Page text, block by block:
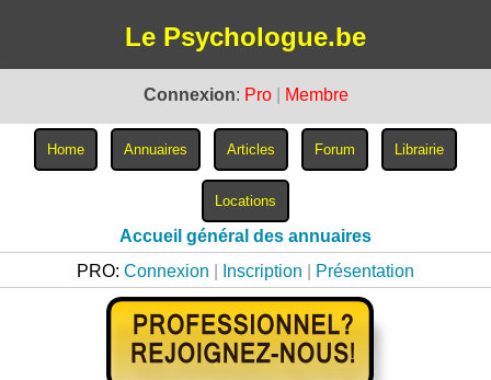
Le Psychologue.be
Connexion: Pro Membre
Accueil général des annuaires
PRO: Connexion Inscription Présentation